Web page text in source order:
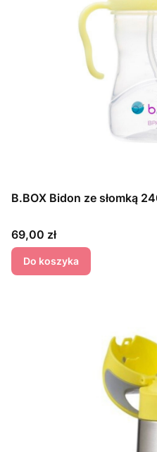
B.BOX Bidon ze słomką
Cena
69,00 zł
Do koszyka